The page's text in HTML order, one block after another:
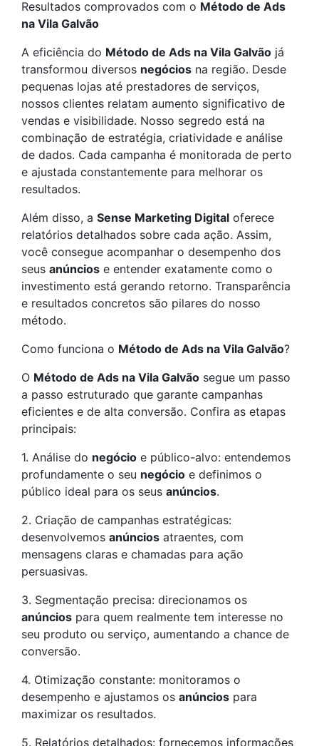
Resultados comprovados com o Método de Ads
na Vila Galvão
A eficiência do Método de Ads na Vila Galvão já
transformou diversos negócios na região. Desde
pequenas lojas até prestadores de serviços,
nossos clientes relatam aumento significativo de
vendas e visibilidade. Nosso segredo está na
combinação de estratégia, criatividade e análise
de dados. Cada campanha é monitorada de perto
e ajustada constantemente para melhorar os
resultados.
Além disso, a Sense Marketing Digital oferece
relatórios detalhados sobre cada ação. Assim,
você consegue acompanhar o desempenho dos
seus anúncios e entender exatamente como o
investimento está gerando retorno. Transparência
e resultados concretos são pilares do nosso
método.
Como funciona o Método de Ads na Vila Galvão?
O Método de Ads na Vila Galvão segue um passo
a passo estruturado que garante campanhas
eficientes e de alta conversão. Confira as etapas
principais:
1. Análise do negócio e público-alvo: entendemos
profundamente o seu negócio e definimos o
público ideal para os seus anúncios.
2. Criação de campanhas estratégicas:
desenvolvemos anúncios atraentes, com
mensagens claras e chamadas para ação
persuasivas.
3. Segmentação precisa: direcionamos os
anúncios para quem realmente tem interesse no
seu produto ou serviço, aumentando a chance de
conversão.
4. Otimização constante: monitoramos o
desempenho e ajustamos os anúncios para
maximizar os resultados.
5. Relatórios detalhados: fornecemos informações